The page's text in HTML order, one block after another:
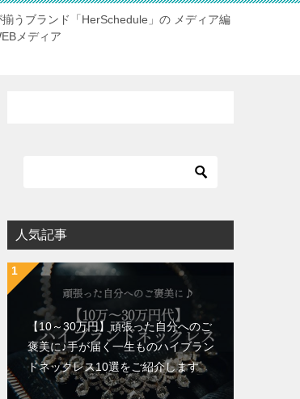
うブランド「HerSchedule」の メディア編
メディア
人気記事
【10～30万円】頑張った自分へのご
褒美に♪手が届く一生ものハイブラン
ドネックレス10選をご紹介します